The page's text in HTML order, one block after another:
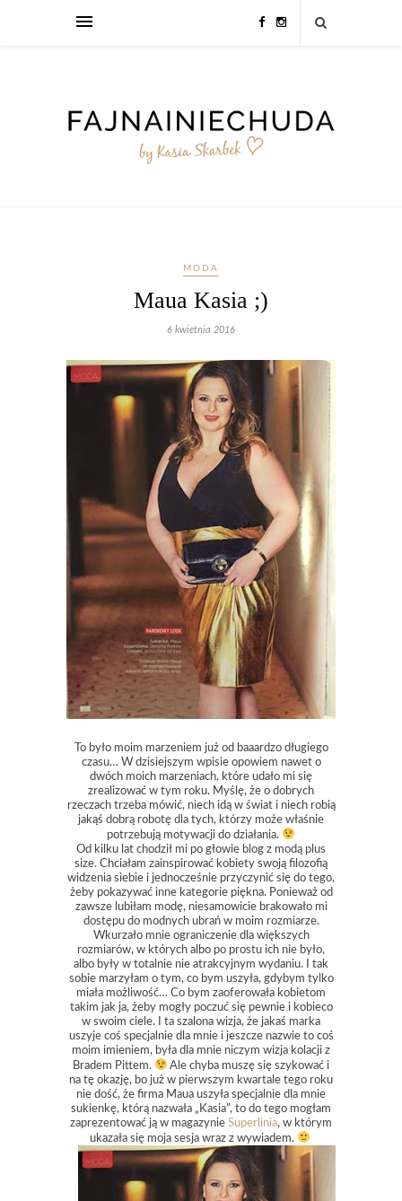
MODA
Maua Kasia ;)
6 kwietnia 2016
To było moim marzeniem już od baaardzo długiego
czasu… W dzisiejszym wpisie opowiem nawet o
dwóch moich marzeniach, które udało mi się
zrealizować w tym roku. Myślę, że o dobrych
rzeczach trzeba mówić, niech idą w świat i niech robią
jakąś dobrą robotę dla tych, którzy może właśnie
potrzebują motywacji do działania.
Od kilku lat chodził mi po głowie blog z modą plus
size. Chciałam zainspirować kobiety swoją filozofią
widzenia siebie i jednocześnie przyczynić się do tego,
żeby pokazywać inne kategorie piękna. Ponieważ od
zawsze lubiłam modę, niesamowicie brakowało mi
dostępu do modnych ubrań w moim rozmiarze.
Wkurzało mnie ograniczenie dla większych
rozmiarów, w których albo po prostu ich nie było,
albo były w totalnie nie atrakcyjnym wydaniu. I tak
sobie marzyłam o tym, co bym uszyła, gdybym tylko
miała możliwość… Co bym zaoferowała kobietom
takim jak ja, żeby mogły poczuć się pewnie i kobieco
w swoim ciele. I ta szalona wizja, że jakaś marka
uszyje coś specjalnie dla mnie i jeszcze nazwie to coś
moim imieniem, była dla mnie niczym wizja kolacji z
Bradem Pittem.
Ale chyba muszę się szykować i
na tę okazję, bo już w pierwszym kwartale tego roku
nie dość, że firma Maua uszyła specjalnie dla mnie
sukienkę, którą nazwała „Kasia”, to do tego mogłam
zaprezentować ją w magazynie Superlinia, w którym
ukazała się moja sesja wraz z wywiadem.